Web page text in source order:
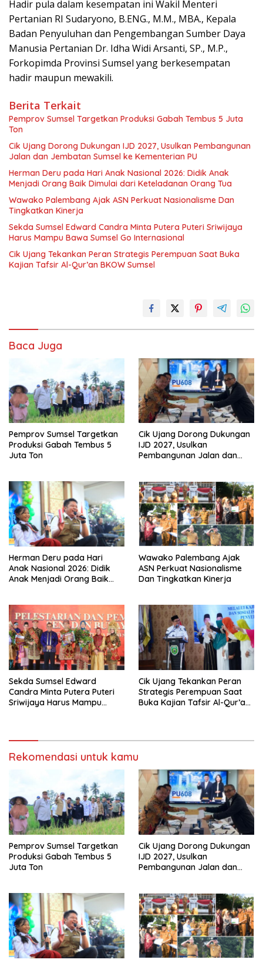
Hadir pula dalam kesempatan ini Wakil Menteri
Pertanian RI Sudaryono, B.ENG., M.M., MBA., Kepala
Badan Penyuluhan dan Pengembangan Sumber Daya
Manusia Pertanian Dr. Idha Widi Arsanti, SP., M.P.,
Forkopimda Provinsi Sumsel yang berkesempatan
hadir maupun mewakili.
Berita Terkait
Pemprov Sumsel Targetkan Produksi Gabah Tembus 5 Juta
Ton
Cik Ujang Dorong Dukungan IJD 2027, Usulkan Pembangunan
Jalan dan Jembatan Sumsel ke Kementerian PU
Herman Deru pada Hari Anak Nasional 2026: Didik Anak
Menjadi Orang Baik Dimulai dari Keteladanan Orang Tua
Wawako Palembang Ajak ASN Perkuat Nasionalisme Dan
Tingkatkan Kinerja
Sekda Sumsel Edward Candra Minta Putera Puteri Sriwijaya
Harus Mampu Bawa Sumsel Go Internasional
Cik Ujang Tekankan Peran Strategis Perempuan Saat Buka
Kajian Tafsir Al-Qur’an BKOW Sumsel
Baca Juga
Pemprov Sumsel Targetkan
Produksi Gabah Tembus 5
Juta Ton
Cik Ujang Dorong Dukungan
IJD 2027, Usulkan
Pembangunan Jalan dan
Herman Deru pada Hari
Anak Nasional 2026: Didik
Anak Menjadi Orang Baik
Wawako Palembang Ajak
ASN Perkuat Nasionalisme
Dan Tingkatkan Kinerja
Sekda Sumsel Edward
Candra Minta Putera Puteri
Sriwijaya Harus Mampu
Cik Ujang Tekankan Peran
Strategis Perempuan Saat
Buka Kajian Tafsir Al-Qur’an
Rekomendasi untuk kamu
Pemprov Sumsel Targetkan
Produksi Gabah Tembus 5
Juta Ton
Cik Ujang Dorong Dukungan
IJD 2027, Usulkan
Pembangunan Jalan dan